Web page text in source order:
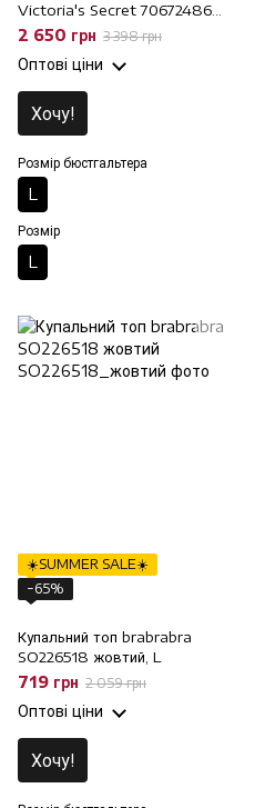
Victoria's Secret 706724869
Топ і трусики Бікіні, L, L
2 650 грн 3 398 грн
Оптові ціни
Хочу!
Розмір бюстгальтера
L
Розмір
L
☀️SUMMER SALE☀️
−65%
Купальний топ brabrabra
SO226518 жовтий, L
719 грн 2 059 грн
Оптові ціни
Хочу!